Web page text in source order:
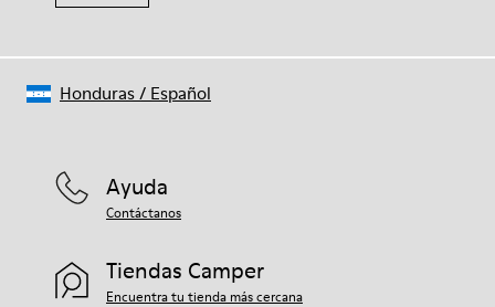
Ayuda
Contáctanos
Tiendas Camper
Encuentra tu tienda más cercana
Honduras/ Español